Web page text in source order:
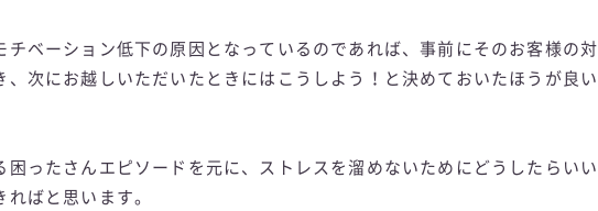
チベーション低下の原因となっているのであれば、事前にそのお客様の対
、次にお越しいただいたときにはこうしよう！と決めておいたほうが良い
困ったさんエピソードを元に、ストレスを溜めないためにどうしたらいい
ればと思います。